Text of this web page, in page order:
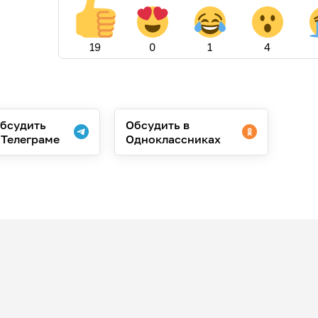
19 0 1 4
Обсудить в
Одноклассниках